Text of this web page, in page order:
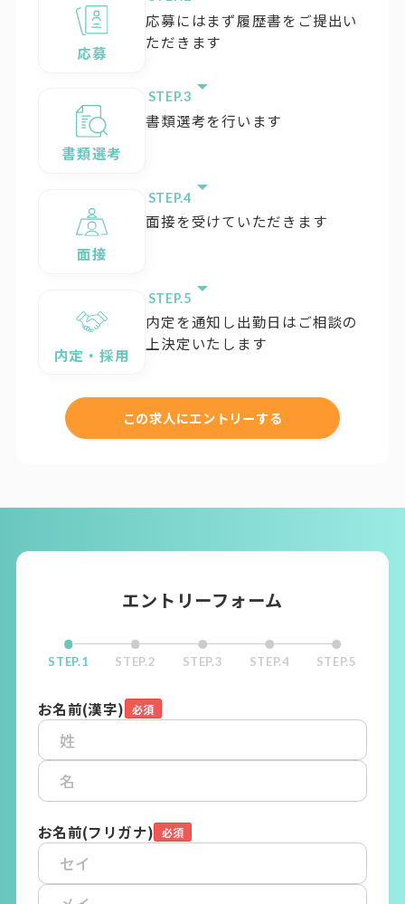
応募
応募にはまず履歴書をご提出い
ただきます
書類選考
STEP.
書類選考を行います
面接
STEP.
面接を受けていただきます
内定・採用
STEP.
内定を通知し出勤日はご相談の
上決定いたします
この求人にエントリーする
エントリーフォーム
STEP.1 STEP.2 STEP.3 STEP.4 STEP.5
お名前(漢字)
お名前(フリガナ)